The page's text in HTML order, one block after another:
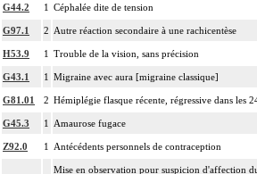
G44.2 1 Céphalée dite de tension
G97.1 2 Autre réaction secondaire à une rachicentèse
H53.9 1 Trouble de la vision, sans précision
G43.1 1 Migraine avec aura [migraine classique]
G81.01 2 Hémiplégie flasque récente, régressive dans les
G45.3 1 Amaurose fugace
Z92.0 1 Antécédents personnels de contraception
Mise en observation pour suspicion d'affection